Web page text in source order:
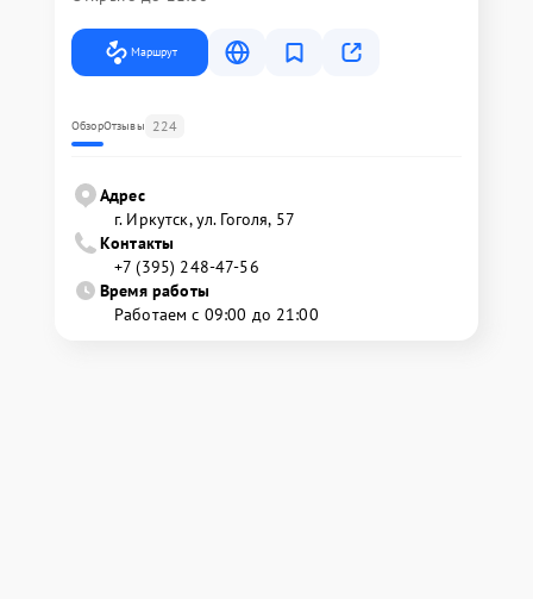
Маршрут
ОбзорОтзывы 224
Адрес
г. Иркутск, ул. ​Гоголя, 57
Контакты
+7 (395) 248-47-56
Время работы
Работаем с 09:00 до 21:00